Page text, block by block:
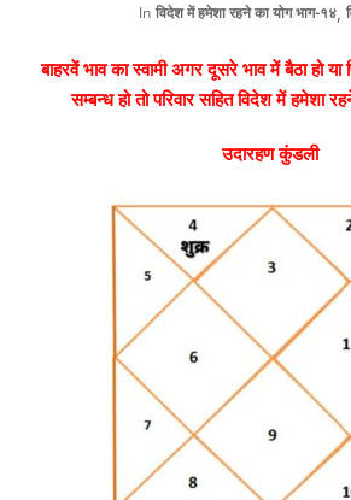
In विदेश में हमेशा रहने का योग भाग-१४,
बाहरवें भाव का स्वामी अगर दूसरे भाव में बैठा हो
सम्बन्ध हो तो परिवार सहित विदेश में हमेशा
उदारहण कुंडली